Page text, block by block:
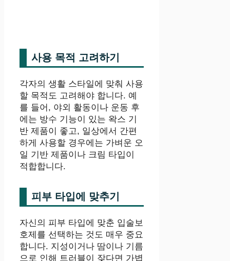
사용 목적 고려하기
각자의 생활 스타일에 맞춰 사용
할 목적도 고려해야 합니다. 예
를 들어, 야외 활동이나 운동 후
에는 방수 기능이 있는 왁스 기
반 제품이 좋고, 일상에서 간편
하게 사용할 경우에는 가벼운 오
일 기반 제품이나 크림 타입이
적합합니다.
피부 타입에 맞추기
자신의 피부 타입에 맞춘 입술보
호제를 선택하는 것도 매우 중요
합니다. 지성이거나 땀이나 기름
으로 인해 트러블이 잦다면 가볍